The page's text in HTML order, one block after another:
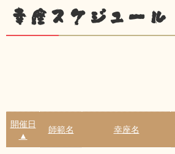
幸座スケジュール
開催日
▲
師範名 幸座名